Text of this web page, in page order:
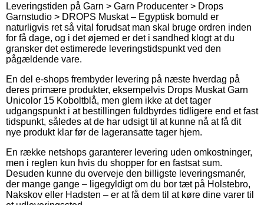
Leveringstiden på Garn > Garn Producenter > Drops
Garnstudio > DROPS Muskat – Egyptisk bomuld er
naturligvis ret så vital forudsat man skal bruge ordren inden
for få dage, og i det øjemed er det i sandhed klogt at du
gransker det estimerede leveringstidspunkt ved den
pågældende vare.
En del e-shops frembyder levering på næste hverdag på
deres primære produkter, eksempelvis Drops Muskat Garn
Unicolor 15 Koboltblå, men glem ikke at det tager
udgangspunkt i at bestillingen fuldbyrdes tidligere end et fast
tidspunkt, således at de har udsigt til at kunne nå at få dit
nye produkt klar før de lageransatte tager hjem.
En række netshops garanterer levering uden omkostninger,
men i reglen kun hvis du shopper for en fastsat sum.
Desuden kunne du overveje den billigste leveringsmanér,
der mange gange – ligegyldigt om du bor tæt på Holstebro,
Nakskov eller Hadsten – er at få dem til at køre dine varer til